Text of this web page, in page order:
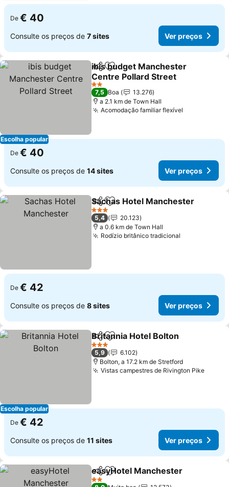
De € 40
Consulte os preços de 7 sites Ver preços
Escolha popular
PartilharAdicionar aos favoritos
ibis budget Manchester
Centre Pollard Street
2 Estrelas
7,5 Boa
13.276
a 2.1 km de Town Hall
Acomodação familiar flexível
De € 40
Consulte os preços de 14 sites Ver preços
PartilharAdicionar aos favoritos
Sachas Hotel Manchester
3 Estrelas
5,4
20.123
a 0.6 km de Town Hall
Rodízio britânico tradicional
De € 42
Consulte os preços de 8 sites Ver preços
Escolha popular
PartilharAdicionar aos favoritos
Britannia Hotel Bolton
3 Estrelas
5,9
6.102
Bolton, a 17.2 km de Stretford
Vistas campestres de Rivington Pike
De € 42
Consulte os preços de 11 sites Ver preços
PartilharAdicionar aos favoritos
easyHotel Manchester
2 Estrelas